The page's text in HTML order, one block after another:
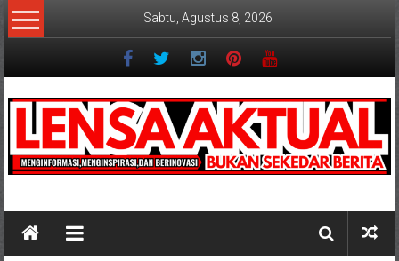
Lompat
ke
Sabtu, Agustus 8, 2026